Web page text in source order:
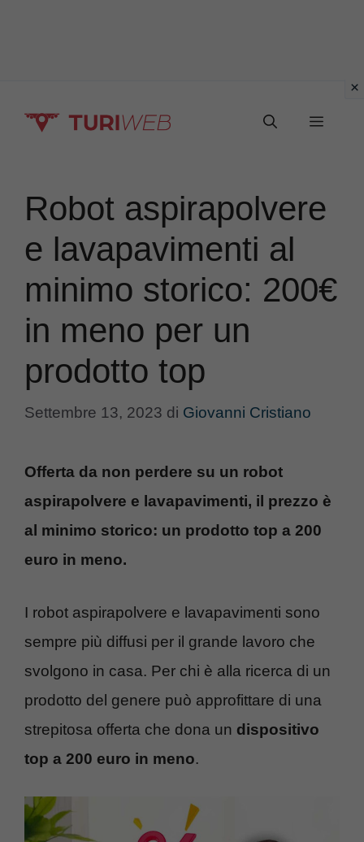
Menu
Robot aspirapolvere
e lavapavimenti al
minimo storico: 200€
in meno per un
prodotto top
Settembre 13, 2023 di Giovanni Cristiano
Offerta da non perdere su un robot
aspirapolvere e lavapavimenti, il prezzo è
al minimo storico: un prodotto top a 200
euro in meno.
I robot aspirapolvere e lavapavimenti sono
sempre più diffusi per il grande lavoro che
svolgono in casa. Per chi è alla ricerca di un
prodotto del genere può approfittare di una
strepitosa offerta che dona un dispositivo
top a 200 euro in meno.